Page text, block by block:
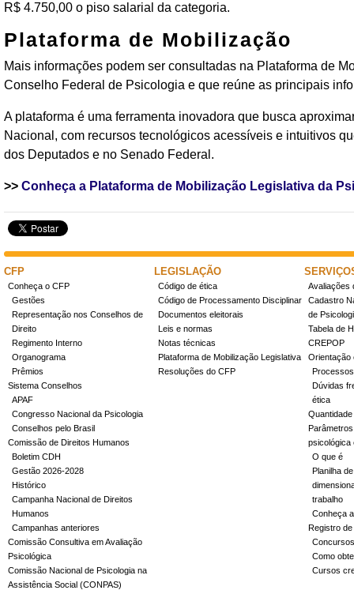
R$ 4.750,00 o piso salarial da categoria.
Plataforma de Mobilização
Mais informações podem ser consultadas na Plataforma de
Conselho Federal de Psicologia e que reúne as principais
A plataforma é uma ferramenta inovadora que busca
Nacional, com recursos tecnológicos acessíveis e intuitivos
dos Deputados e no Senado Federal.
>> Conheça a Plataforma de Mobilização Legislativa da
CFP
Conheça o CFP
Gestões
Representação nos Conselhos de
Direito
Regimento Interno
Organograma
Prêmios
Sistema Conselhos
APAF
Congresso Nacional da Psicologia
Conselhos pelo Brasil
Comissão de Direitos Humanos
Boletim CDH
Gestão 2026-2028
Histórico
Campanha Nacional de Direitos
Humanos
Campanhas anteriores
Comissão Consultiva em Avaliação
Psicológica
Comissão Nacional de Psicologia na
Assistência Social (CONPAS)
LEGISLAÇÃO
Código de ética
Código de Processamento Disciplinar
Documentos eleitorais
Leis e normas
Notas técnicas
Plataforma de Mobilização Legislativa
Resoluções do CFP
Avaliações
Cadastro
de
Tabela de
CREPOP
Orientação
Dúvidas
ética
psicológica
O que é
Planilha
trabalho
Conheça
Registro
Concursos
Como
Cursos